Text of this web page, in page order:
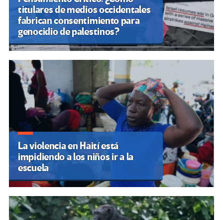
titulares de medios occidentales
fabrican consentimiento para
genocidio de palestinos?
La violencia en Haití está
impidiendo a los niños ir a la
escuela